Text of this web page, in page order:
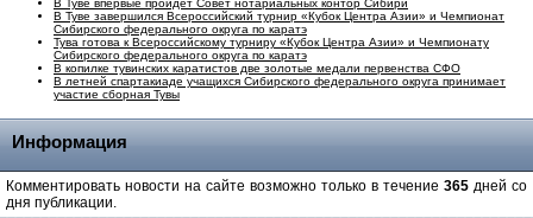
В Туве впервые пройдет Совет нотариальных контор Сибири
В Туве завершился Всероссийский турнир «Кубок Центра Азии» и Чемпионат
Сибирского федерального округа по каратэ
Тува готова к Всероссийскому турниру «Кубок Центра Азии» и Чемпионату
Сибирского федерального округа по каратэ
В копилке тувинских каратистов две золотые медали первенства СФО
В летней спартакиаде учащихся Сибирского федерального округа принимает
участие сборная Тувы
Информация
Комментировать новости на сайте возможно только в течение 365 дней со
дня публикации.